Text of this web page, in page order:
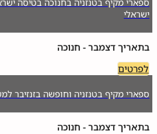
ישראלי
בתאריך דצמבר - חנוכה
לפרטים
ספארי מקיף בטנזניה וחופשה בזנזיבר
בתאריך דצמבר - חנוכה